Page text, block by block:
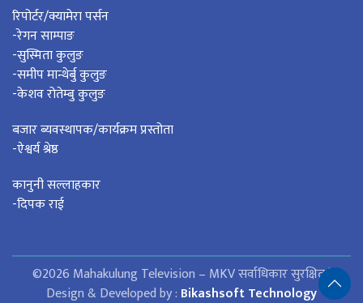
रिपोर्टर/क्यामेरा पर्सन
-रेगन साम्पाङ
-सुस्मिता कुलुङ
-समीप मान्थेर्बु कुलुङ
-केशव रोतेम्बु कुलुङ
बजार ब्यवस्थापक/कार्यक्रम प्रस्तोता
-ऐश्वर्य श्रेष्ठ
कानुनी सल्लाहकार
-दिपक राई
©2026 Mahakulung Television – MKV सर्वाधिकार सुरक्षित |
Design & Developed by : Bikashsoft Technology